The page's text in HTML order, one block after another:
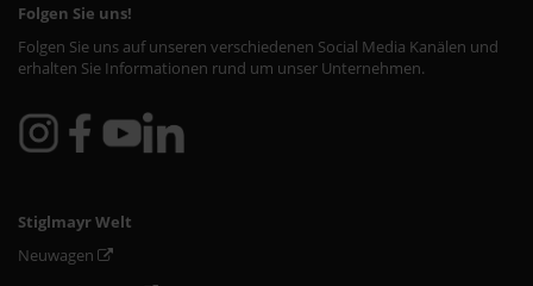
Folgen Sie uns!
Folgen Sie uns auf unseren verschiedenen Social Media Kanälen und
erhalten Sie Informationen rund um unser Unternehmen.
Stiglmayr Welt
Neuwagen